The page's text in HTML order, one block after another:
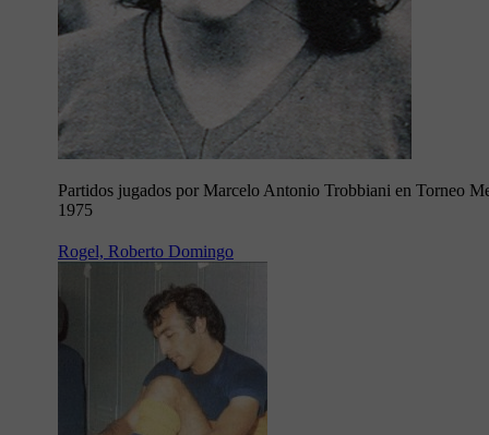
Partidos jugados por Marcelo Antonio Trobbiani en Torneo
1975
Rogel, Roberto Domingo